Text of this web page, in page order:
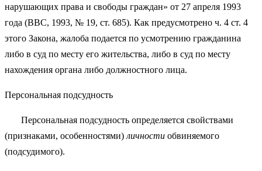
нарушающих права и свободы граждан» от 27 апреля 1993
года (ВВС, 1993, № 19, ст. 685). Как предусмотрено ч. 4 ст. 4
этого Закона, жа­лоба подается по усмотрению гражданина
либо в суд по месту его житель­ства, либо в суд по месту
нахождения органа либо должностного лица.
Персональная подсудность
Персональная подсудность определяется свойствами
(признаками, особенностями)личности обвиняемого
(подсудимого).